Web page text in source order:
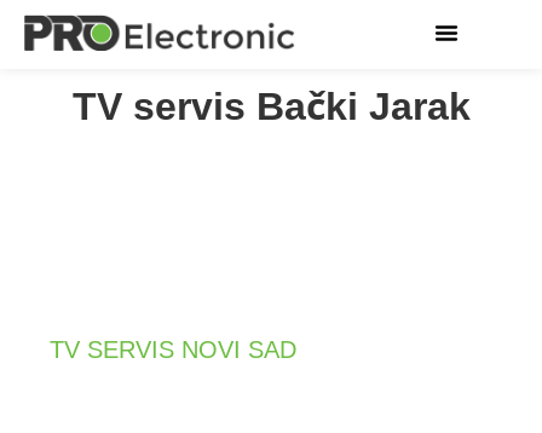
TV servis Bački Jarak
TV SERVIS NOVI SAD